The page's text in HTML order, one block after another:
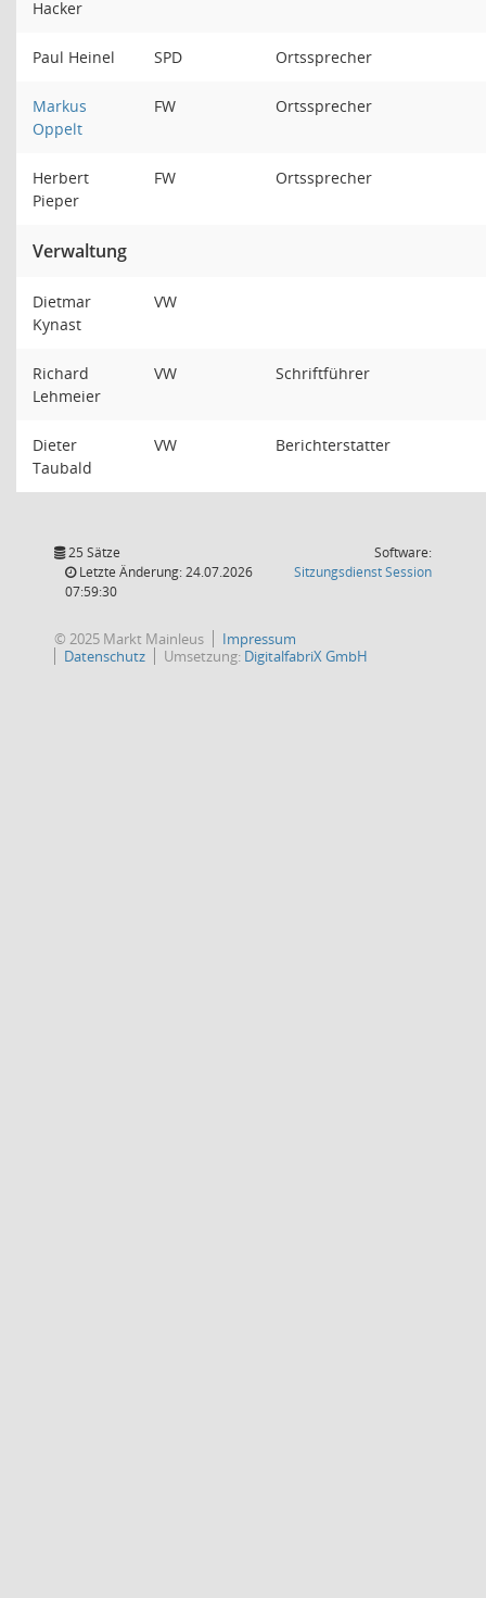
Hacker
Paul Heinel SPD Ortssprecher
Markus
Oppelt
FW Ortssprecher
Herbert
Pieper
FW Ortssprecher
Verwaltung
Dietmar
Kynast
VW
Richard
Lehmeier
VW Schriftführer
Dieter
Taubald
VW Berichterstatter
25 Sätze
Letzte Änderung: 24.07.2026
07:59:30
Software:
SitzungsdienstSession(Wird in
© 2025 Markt Mainleus
Impressum
Datenschutz
Umsetzung: DigitalfabriX GmbH